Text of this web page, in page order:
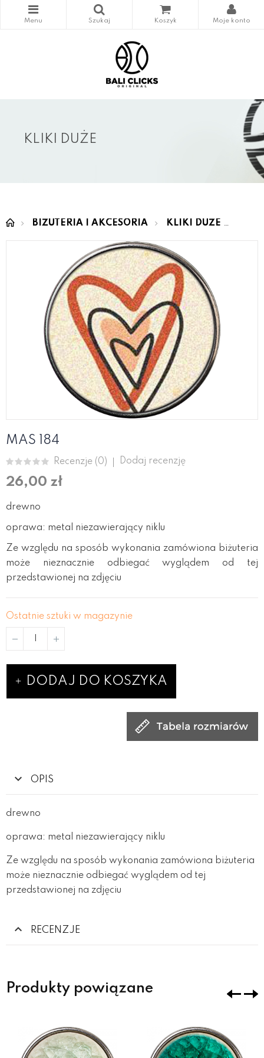
KLIKI DUŻE
BIŻUTERIA I AKCESORIA KLIKI DUŻE
MAS 184
Recenzje (0) Dodaj recenzję
26,00 zł
drewno
oprawa: metal niezawierający niklu
Ze względu na sposób wykonania zamówiona biżuteria
może nieznacznie odbiegać wyglądem od tej
przedstawionej na zdjęciu
Ostatnie sztuki w magazynie
DODAJ DO KOSZYKA
OPIS
drewno
oprawa: metal niezawierający niklu
Ze względu na sposób wykonania zamówiona biżuteria
może nieznacznie odbiegać wyglądem od tej
przedstawionej na zdjęciu
RECENZJE
Produkty powiązane